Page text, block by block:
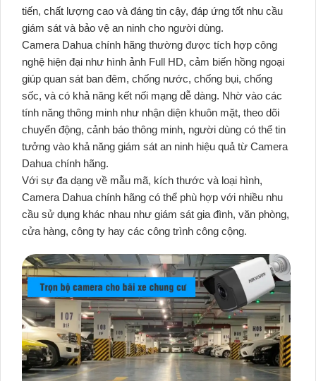
tiến, chất lượng cao và đáng tin cậy, đáp ứng tốt nhu cầu
giám sát và bảo vệ an ninh cho người dùng.
Camera Dahua chính hãng thường được tích hợp công
nghệ hiện đại như hình ảnh Full HD, cảm biến hồng ngoại
giúp quan sát ban đêm, chống nước, chống bụi, chống
sốc, và có khả năng kết nối mạng dễ dàng. Nhờ vào các
tính năng thông minh như nhận diện khuôn mặt, theo dõi
chuyển động, cảnh báo thông minh, người dùng có thể tin
tưởng vào khả năng giám sát an ninh hiệu quả từ Camera
Dahua chính hãng.
Với sự đa dạng về mẫu mã, kích thước và loại hình,
Camera Dahua chính hãng có thể phù hợp với nhiều nhu
cầu sử dụng khác nhau như giám sát gia đình, văn phòng,
cửa hàng, công ty hay các công trình công cộng.